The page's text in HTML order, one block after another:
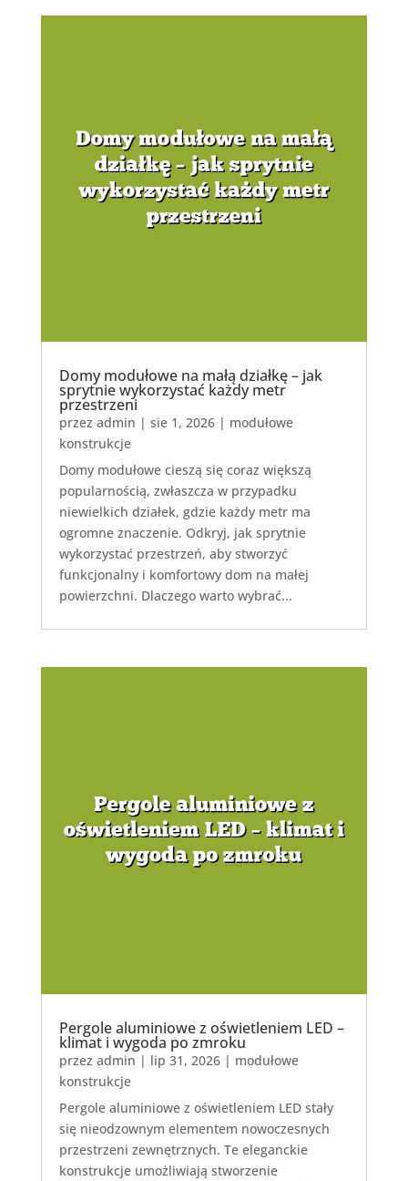
Domy modułowe na małą działkę – jak
sprytnie wykorzystać każdy metr
przestrzeni
przez admin | sie 1, 2026| modułowe
konstrukcje
Domy modułowe cieszą się coraz większą
popularnością, zwłaszcza w przypadku
niewielkich działek, gdzie każdy metr ma
ogromne znaczenie. Odkryj, jak sprytnie
wykorzystać przestrzeń, aby stworzyć
funkcjonalny i komfortowy dom na małej
powierzchni. Dlaczego warto wybrać...
Pergole aluminiowe z oświetleniem LED –
klimat i wygoda po zmroku
przez admin | lip 31, 2026| modułowe
konstrukcje
Pergole aluminiowe z oświetleniem LED stały
się nieodzownym elementem nowoczesnych
przestrzeni zewnętrznych. Te eleganckie
konstrukcje umożliwiają stworzenie